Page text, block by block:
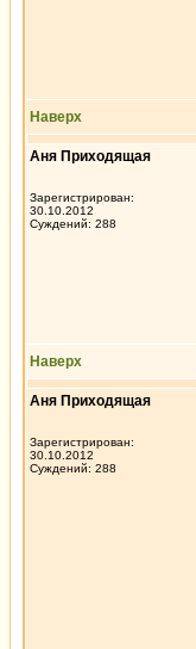
Наверх
Аня Приходящая
Зарегистрирован:
30.10.2012
Суждений: 288
Наверх
Аня Приходящая
Зарегистрирован:
30.10.2012
Суждений: 288